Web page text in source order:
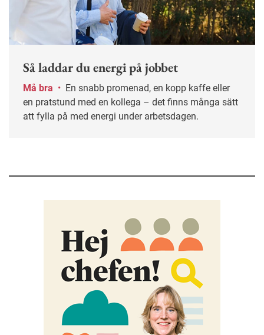
Så laddar du energi på jobbet
Må bra •
en pratstund med en kollega – det finns många sätt
att fylla på med energi under arbetsdagen.